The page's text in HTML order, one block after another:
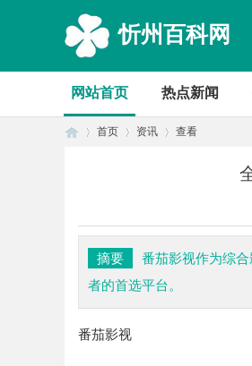
忻州百科网
网站首页 热点新闻
首页 资讯 查看
摘要
番茄影视作为综
者的首选平台。
番茄影视